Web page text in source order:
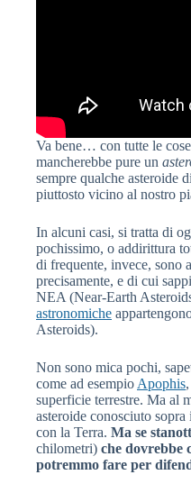
Va bene… con tutte le
mancherebbe pure un
sempre qualche asteroide
piuttosto vicino al nostro
In alcuni casi, si tratta di
pochissimo, o addirittura
di frequente, invece, sono
precisamente, e di cui
NEA (Near-Earth
astronomiche
Asteroids).
Non sono mica pochi,
come ad esempio Apophis
superficie terrestre. Ma al
asteroide conosciuto
con la Terra. Ma se
chilometri) che dovrebbe
potremmo fare per